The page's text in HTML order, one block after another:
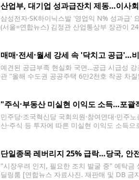
산업부, 대기업 성과급잔치 제동…이사
삼성전자·SK하이닉스발 '영업익 N% 성과급'
(서울=연합뉴스) 김정관 산업통상부 장관이
매매·전세·월세 강세 속 '닥치고 공급'…
예견된 공급부족 현실화 국면…공급 시급성
관 "올해 수도권 공공주택 6만2천호 착공 차
"주식·부동산 미실현 이익도 소득…포괄
민주당·조국혁신당 국회의원·참여연대·민주
산·주식 등 투자에 따른 미실현 이익도 소득
단일종목 레버리지 25% 급락…당국, 안
"시장우려 인지, 필요한 조치 발굴 중" 예탁금
딜링룸 [연합뉴스 자료사진. 재판매 및 DB 금